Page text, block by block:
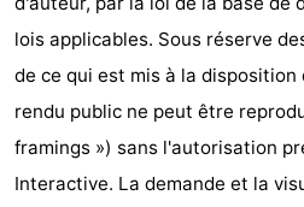
lois applicables. Sous réserve
de ce qui est mis à la
rendu public ne peut être
framings ») sans l'autorisation
Interactive. La demande et la